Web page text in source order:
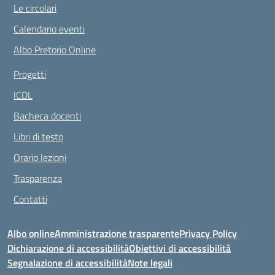
Le circolari
Calendario eventi
Albo Pretorio Online
Progetti
ICDL
Bacheca docenti
Libri di testo
Orario lezioni
Trasparenza
Contatti
Albo onlineAmministrazione trasparentePrivacy Policy
Dichiarazione di accessibilitàObiettivi di accessibilità
Segnalazione di accessibilitàNote legali